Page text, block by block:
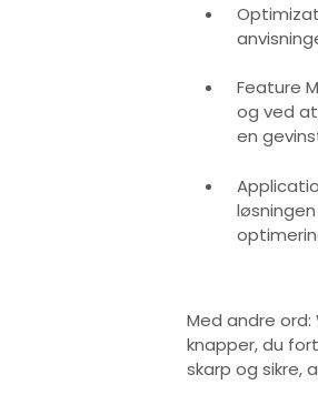
Feature
og ved
en
​Med andre
knapper, du
skarp og sikre,